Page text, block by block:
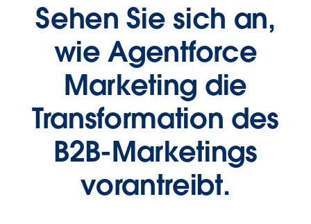
Sehen Sie sich an,
wie Agentforce
Marketing die
Transformation des
B2B-Marketings
vorantreibt.